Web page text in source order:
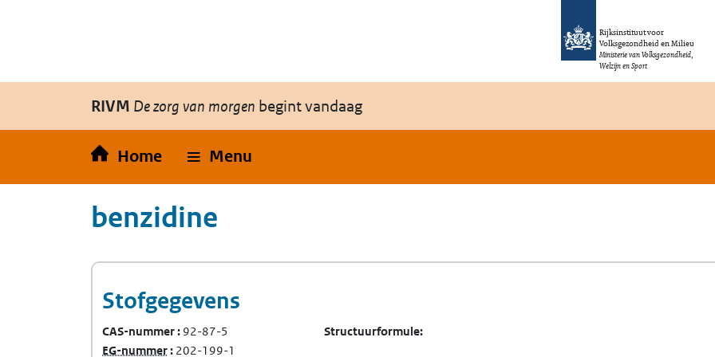
Rijksinstituut voor
Volksgezondheid en Milieu
Ministerie van Volksgezondheid,
Welzijn en Sport
RIVM De zorg van morgen begint vandaag
Home Menu
benzidine
Stofgegevens
CAS-nummer 92-87-5
EG-nummer(Europees Gemeenschap-nummer)
202-199-1
Structuurformule